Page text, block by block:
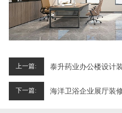
上一篇: 泰升药业办公楼设计
下一篇: 海洋卫浴企业展厅装